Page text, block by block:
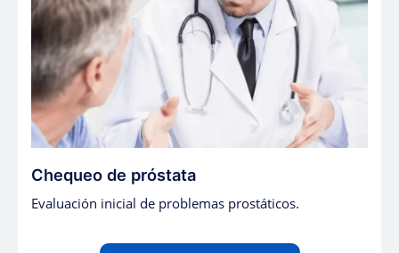
Chequeo de próstata
Evaluación inicial de problemas prostáticos.